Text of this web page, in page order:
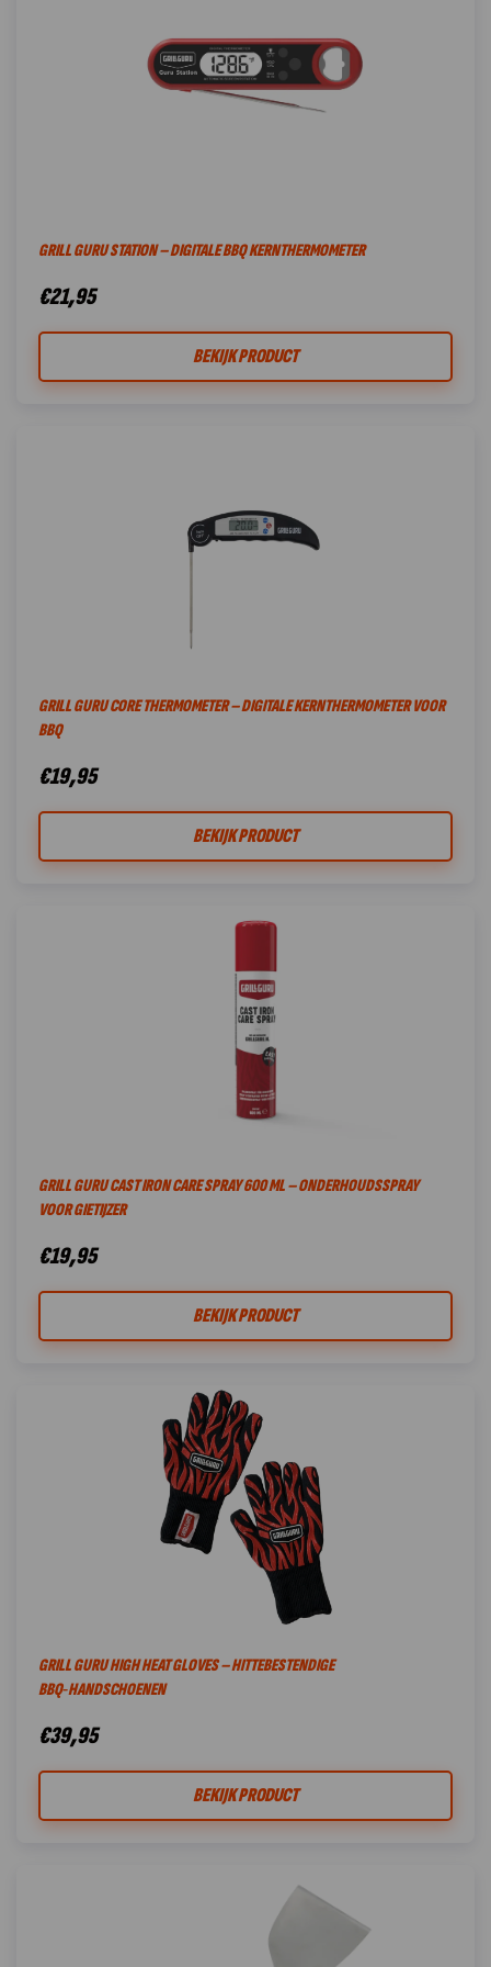
GRILL GURU STATION – DIGITALE BBQ KERNTHERMOMETER
€21,95
BEKIJK PRODUCT
GRILL GURU CORE THERMOMETER – DIGITALE KERNTHERMOMETER VOOR
BBQ
€19,95
BEKIJK PRODUCT
GRILL GURU CAST IRON CARE SPRAY 600 ML – ONDERHOUDSSPRAY
VOOR GIETIJZER
€19,95
BEKIJK PRODUCT
GRILL GURU HIGH HEAT GLOVES – HITTEBESTENDIGE
BBQ‑HANDSCHOENEN
€39,95
BEKIJK PRODUCT